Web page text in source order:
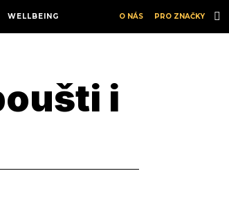
WELLBEING O NÁS PRO ZNAČKY
i